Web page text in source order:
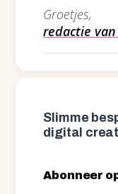
Groetjes,
redactie
Slimme
digital
Abonneer